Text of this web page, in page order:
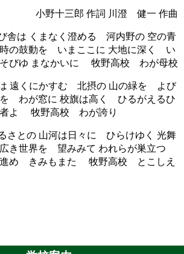
小野十三郎 作詞 川澄 健一 作曲
舎は くまなく澄める 河内野の 空の青
の鼓動を いまここに 大地に深く い
そびゆ まなかいに 牧野高校 わが母校
遠くにかすむ 北摂の 山の緑を よび
を わが窓に 校旗は高く ひるがえるひ
よ 牧野高校 わが誇り
さとの 山河は日々に ひらけゆく 光舞
き世界を 望みみて われらが巣立つ
進め きみもまた 牧野高校 とこしえ